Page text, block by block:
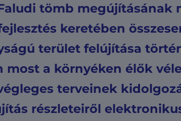
tömb megújításának
keretében
terület felújítása
most a környéken élők
terveinek
részleteiről